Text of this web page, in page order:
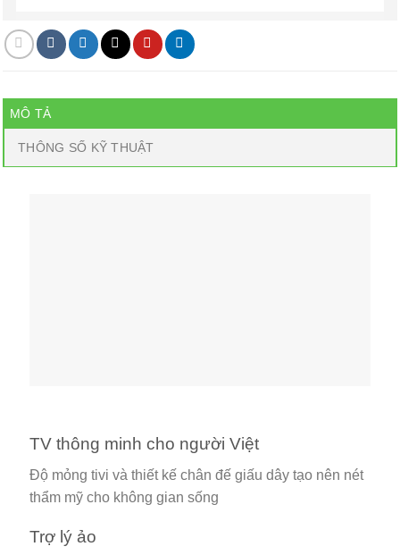
MÔ TẢ
THÔNG SỐ KỸ THUẬT
TV thông minh cho người Việt
Độ mỏng tivi và thiết kế chân đế giấu dây tạo nên nét
thẩm mỹ cho không gian sống
Trợ lý ảo